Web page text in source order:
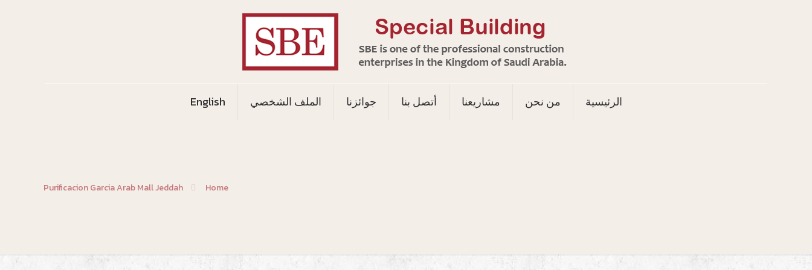
الرئيسية من نحن مشاريعنا أتصل بنا جوائزنا الملف الشخصي English
Home
Purificacion Garcia Arab Mall Jeddah